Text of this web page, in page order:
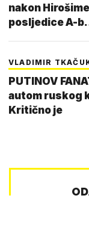
nakon
posljedice A-
VLADIMIR
PUTINOV
autom ruskog
Kritično je